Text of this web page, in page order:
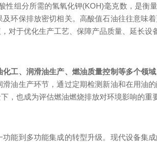
组分所需的氢氧化钾(KOH)毫克数，是衡
环保排放密切相关。高酸值石油往往意味
对于优化生产工艺、保障产品质量、延长设
工、润滑油生产、燃油质量控制等多个领
滑油生产环节，通过定期检测新油和在用油
，也成为评估燃油燃烧排放对环境影响的重
到多功能集成的转型升级。现代设备集